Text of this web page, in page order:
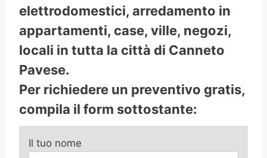
elettrodomestici, arredamento in
appartamenti, case, ville, negozi,
locali in tutta la città di Canneto
Pavese.
Per richiedere un preventivo gratis,
compila il form sottostante:
Il tuo nome